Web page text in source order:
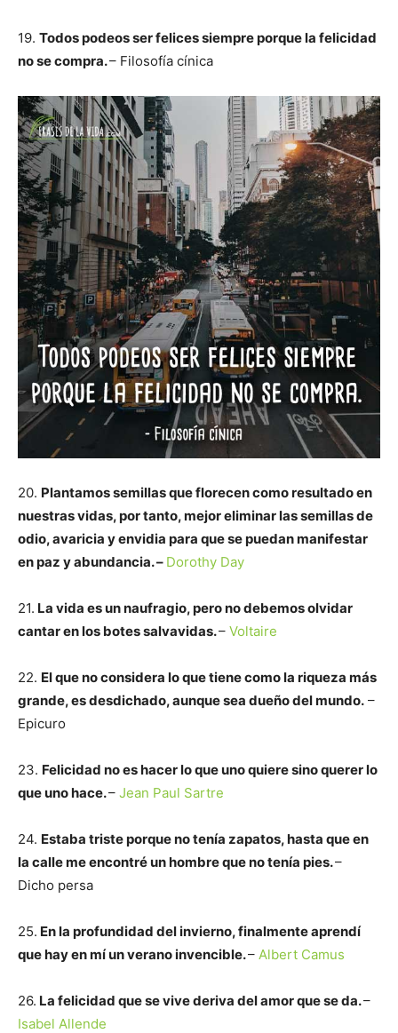
19. Todos podeos ser felices siempre porque la felicidad
no se compra.– Filosofía cínica
20. Plantamos semillas que florecen como resultado en
nuestras vidas, por tanto, mejor eliminar las semillas de
odio, avaricia y envidia para que se puedan manifestar
en paz y abundancia. – Dorothy Day
21. La vida es un naufragio, pero no debemos olvidar
cantar en los botes salvavidas.– Voltaire
22. El que no considera lo que tiene como la riqueza más
grande, es desdichado, aunque sea dueño del mundo. –
Epicuro
23. Felicidad no es hacer lo que uno quiere sino querer lo
que uno hace.– Jean Paul Sartre
24. Estaba triste porque no tenía zapatos, hasta que en
la calle me encontré un hombre que no tenía pies.–
Dicho persa
25. En la profundidad del invierno, finalmente aprendí
que hay en mí un verano invencible.– Albert Camus
26. La felicidad que se vive deriva del amor que se da.–
Isabel Allende